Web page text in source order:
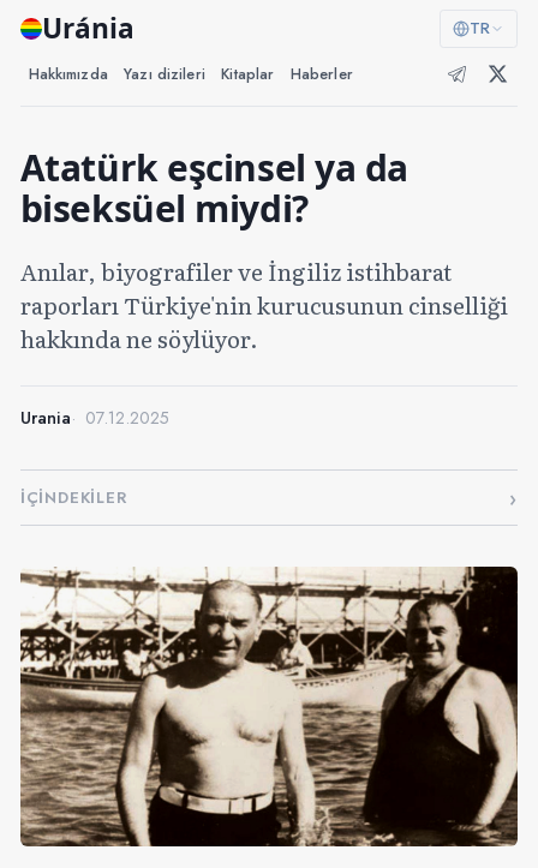
Uránia TR
Hakkımızda Yazı dizileri Kitaplar Haberler
Atatürk eşcinsel ya da
biseksüel miydi?
Anılar, biyografiler ve İngiliz istihbarat
raporları Türkiye'nin kurucusunun cinselliği
hakkında ne söylüyor.
Urania 07.12.2025
İÇINDEKILER